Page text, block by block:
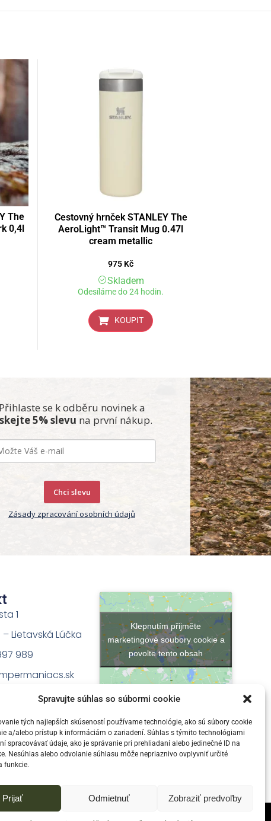
Spravujte súhlas so súbormi cookie
tých najlepších skúseností používame technológie, ako sú súbory cookie
a/alebo prístup k informáciám o zariadení. Súhlas s týmito technológiami
spracovávať údaje, ako je správanie pri prehliadaní alebo jedinečné ID na
Nesúhlas alebo odvolanie súhlasu môže nepriaznivo ovplyvniť určité
funkcie.
Prijať Odmietnuť Zobraziť predvoľby
The
0,4l
Cestovný hrnček STANLEY The
AeroLight™ Transit Mug 0.47l
cream metallic
975 Kč
Skladem
Odesíláme do 24 hodin.
KOUPIT
Přihlaste se k odběru novinek a
5% slevu na první nákup.
Chci slevu
Zásady zpracování osobních údajů
1
– Lietavská Lúčka
989
Klepnutím přijměte
marketingové soubory cookie a
povolte tento obsah
cestovanie.